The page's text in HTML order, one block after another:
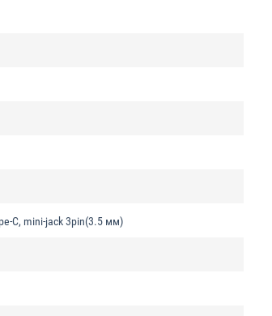
C, mini-jack 3pin(3.5 мм)